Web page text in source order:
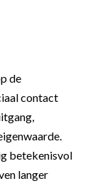
de
contact
betekenisvol
langer